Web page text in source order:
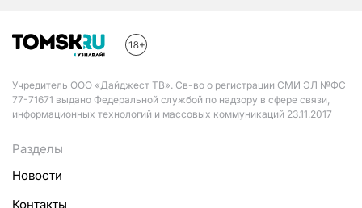
Учредитель ООО «Дайджест ТВ». Св-во о регистрации СМИ ЭЛ №ФС
77-71671 выдано Федеральной службой по надзору в сфере связи,
информационных технологий и массовых коммуникаций 23.11.2017
Разделы
Новости
Контакты